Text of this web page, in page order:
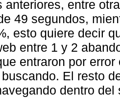
anteriores, entre
49 segundos,
esto quiere decir
entre 1 y 2
entraron por
El resto
dentro del